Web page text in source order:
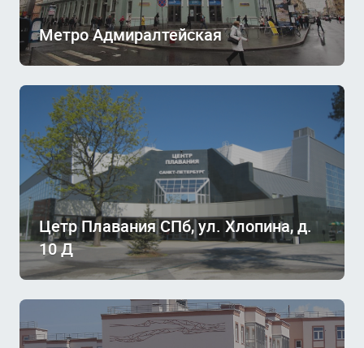
Метро Адмиралтейская
Цетр Плавания СПб, ул. Хлопина, д.
10 Д